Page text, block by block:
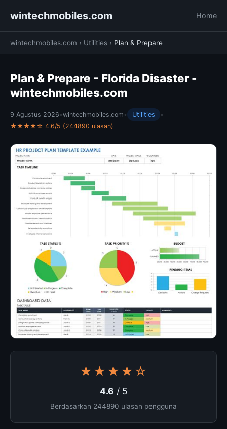
wintechmobiles.com Home
wintechmobiles.com › Utilities › Plan & Prepare
Plan & Prepare - Florida Disaster -
wintechmobiles.com
9 Agustus 2026 •wintechmobiles.com • Utilities
•
★★★★☆ 4.6/5 (244890 ulasan)
★★★★☆
4.6 / 5
Berdasarkan 244890 ulasan pengguna